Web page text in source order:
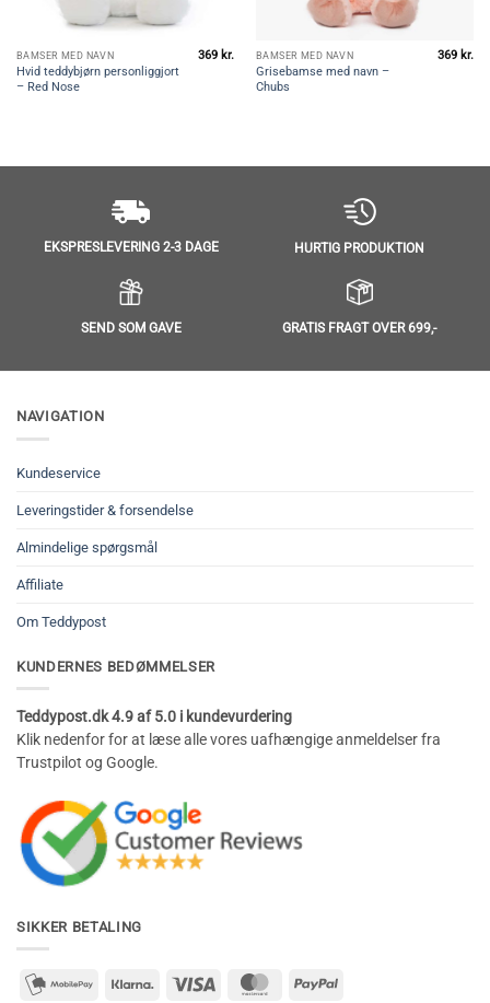
BAMSER MED NAVN
Hvid teddybjørn personliggjort
– Red Nose
369 kr. BAMSER MED NAVN
Grisebamse med navn –
Chubs
369 kr.
EKSPRESLEVERING 2-3 DAGE HURTIG PRODUKTION
SEND SOM GAVE GRATIS FRAGT OVER 699,-
NAVIGATION
Kundeservice
Leveringstider & forsendelse
Almindelige spørgsmål
Affiliate
Om Teddypost
KUNDERNES BEDØMMELSER
Teddypost.dk 4.9 af 5.0 i kundevurdering
Klik nedenfor for at læse alle vores uafhængige anmeldelser fra
Trustpilot og Google.
SIKKER BETALING
mobilepay2 Klarna Visa MasterCardPayPal